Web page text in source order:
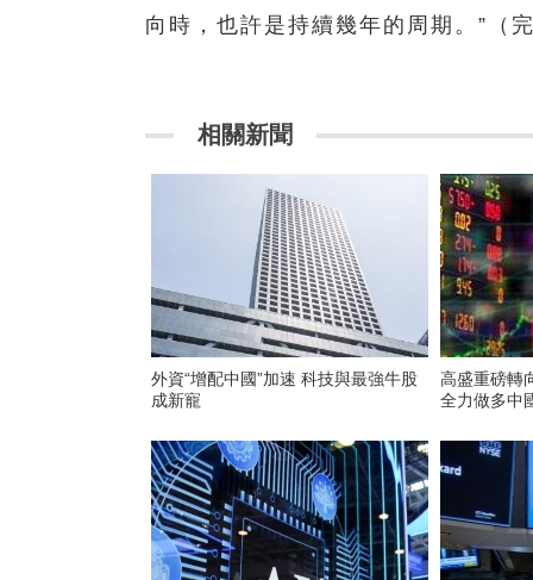
向時，也許是持續幾年的周期。”（
相關新聞
外資“增配中國”加速 科技與最強牛股
成新寵
高盛重磅轉
全力做多中